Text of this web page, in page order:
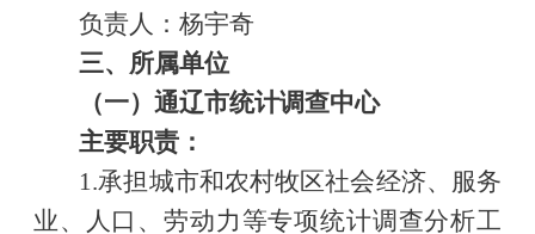
负责人：杨宇奇
三、所属单位
（一）通辽市统计调查中心
主要职责：
1.承担城市和农村牧区社会经济、服务
业、人口、劳动力等专项统计调查分析工